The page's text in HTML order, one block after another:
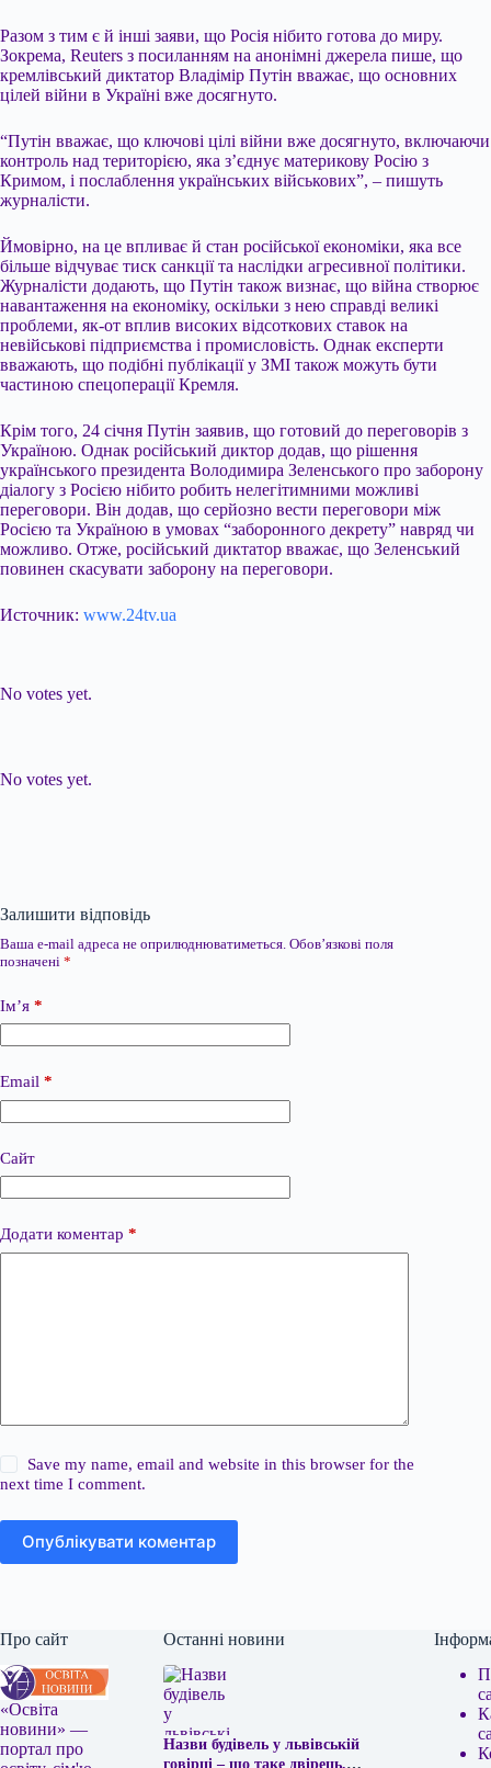
Разом з тим є й інші заяви, що Росія нібито готова до миру.
Зокрема, Reuters з посиланням на анонімні джерела пише, що
кремлівський диктатор Владімір Путін вважає, що основних
цілей війни в Україні вже досягнуто.
“Путін вважає, що ключові цілі війни вже досягнуто, включаючи
контроль над територією, яка з’єднує материкову Росію з
Кримом, і послаблення українських військових”, – пишуть
журналісти.
Ймовірно, на це впливає й стан російської економіки, яка все
більше відчуває тиск санкції та наслідки агресивної політики.
Журналісти додають, що Путін також визнає, що війна створює
навантаження на економіку, оскільки з нею справді великі
проблеми, як-от вплив високих відсоткових ставок на
невійськові підприємства і промисловість. Однак експерти
вважають, що подібні публікації у ЗМІ також можуть бути
частиною спецоперації Кремля.
Крім того, 24 січня Путін заявив, що готовий до переговорів з
Україною. Однак російський диктор додав, що рішення
українського президента Володимира Зеленського про заборону
діалогу з Росією нібито робить нелегітимними можливі
переговори. Він додав, що серйозно вести переговори між
Росією та Україною в умовах “заборонного декрету” навряд чи
можливо. Отже, російський диктатор вважає, що Зеленський
повинен скасувати заборону на переговори.
Источник: www.24tv.ua
No votes yet.
No votes yet.
Залишити відповідь
Ваша e-mail адреса не оприлюднюватиметься. Обов’язкові поля
позначені *
Ім’я *
Email *
Сайт
Додати коментар *
Save my name, email and website in this browser for the
next time I comment.
Опублікувати коментар
Про сайт
«Освіта
новини» —
портал про
Останні новини
Назви будівель у львівській
говірці – що таке двірець,